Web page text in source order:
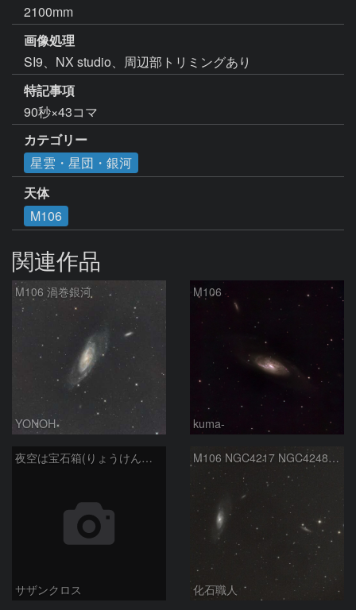
2100mm
画像処理
SI9、NX studio、周辺部トリミングあり
特記事項
90秒×43コマ
カテゴリー
星雲・星団・銀河
天体
M106
関連作品
M106 渦巻銀河
YONOH
M106
kuma-
夜空は宝石箱(りょうけん座 M106) Seestar50
サザンクロス
M106 NGC4217 NGC4248 りょうけん座
化石職人